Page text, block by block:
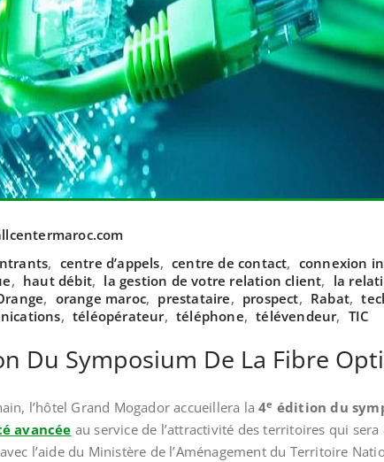
, centre d’appels, centre de contact, connexion
, haut débit, la gestion de votre relation client, la
, orange maroc, prestataire, prospect, Rabat,
, téléopérateur, téléphone, télévendeur, TIC
Du Symposium De La Fibre
l’hôtel Grand Mogador accueillera la4e édition du
avancée au service de l’attractivité des territoires qui
l’aide du Ministère de l’Aménagement du Territoire